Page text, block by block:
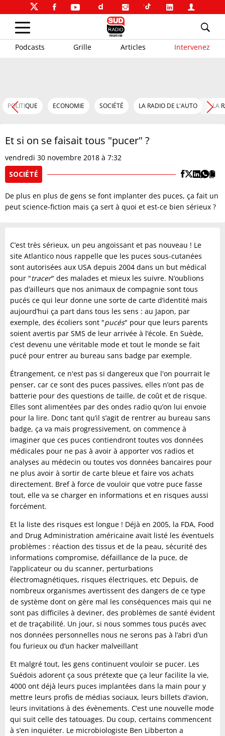
Podcasts Grille Articles Intervenez
POLITIQUE ECONOMIE SOCIÉTÉ LA RADIO DE L'AUTO LA
Et si on se faisait tous "pucer" ?
vendredi 30 novembre 2018 à 7:32
SOCIÉTÉ
De plus en plus de gens se font implanter des puces, ça fait un
peut science-fiction mais ça sert à quoi et est-ce bien sérieux ?
C’est très sérieux, un peu angoissant et pas nouveau ! Le
site Atlantico nous rappelle que les puces sous-cutanées
sont autorisées aux USA depuis 2004 dans un but médical
pour "tracer" des malades et mieux les suivre. N’oublions
pas d‘ailleurs que nos animaux de compagnie sont tous
pucés ce qui leur donne une sorte de carte d’identité mais
aujourd’hui ça part dans tous les sens : au Japon, par
exemple, des écoliers sont "pucés" pour que leurs parents
soient avertis par SMS de leur arrivée à l’école. En Suède,
c’est devenu une véritable mode et tout le monde se fait
pucé pour entrer au bureau sans badge par exemple.
Étrangement, ce n'est pas si dangereux que l'on pourrait le
penser, car ce sont des puces passives, elles n’ont pas de
batterie pour des questions de taille, de coût et de risque.
Elles sont alimentées par des ondes radio qu’on lui envoie
pour la lire. Donc tant qu’il s’agit de rentrer au bureau sans
badge, ça va mais progressivement, on commence à
imaginer que ces puces contiendront toutes vos données
médicales pour ne pas à avoir à apporter vos radios et
analyses au médecin ou toutes vos données bancaires pour
ne plus avoir à sortir de carte bleue et faire vos achats
directement. Bref à force de vouloir que votre puce fasse
tout, elle va se charger en informations et en risques aussi
forcément.
Et la liste des risques est longue ! Déjà en 2005, la FDA, Food
and Drug Administration américaine avait listé les éventuels
problèmes : réaction des tissus et de la peau, sécurité des
informations compromise, défaillance de la puce, de
l’applicateur ou du scanner, perturbations
électromagnétiques, risques électriques, etc Depuis, de
nombreux organismes avertissent des dangers de ce type
de système dont on gère mal les conséquences mais qui ne
sont pas difficiles à deviner, des problèmes de santé évident
et de traçabilité. Un jour, si nous sommes tous pucés avec
nos données personnelles nous ne serons pas à l’abri d’un
fou furieux ou d’un hacker malveillant
Et malgré tout, les gens continuent vouloir se pucer. Les
Suédois adorent ça sous prétexte que ça leur facilite la vie,
4000 ont déjà leurs puces implantées dans la main pour y
mettre leurs profis de médias sociaux, leurs billets d‘avion,
leurs invitations à des évènements. C’est une nouvelle mode
qui suit celle des tatouages. Du coup, certains commencent
à s’en inquiéter. Le microbiologiste Ben Libberton a